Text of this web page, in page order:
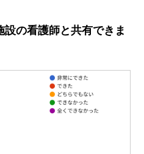
の看護師と共有できま